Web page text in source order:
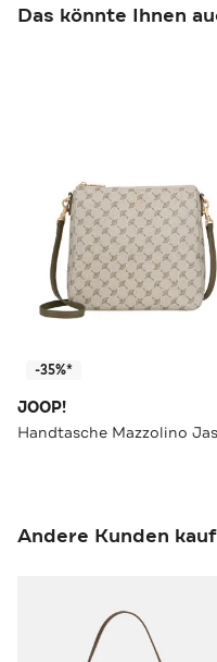
Das könnte Ihnen
-35%*
JOOP!
Andere Kunden